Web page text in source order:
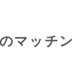
マッチ